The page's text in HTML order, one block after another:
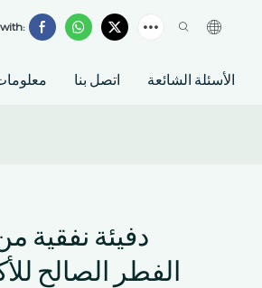
اتصل بنا الأسئلة الشائعة
دفيئة نفقية
الفطر الصالح